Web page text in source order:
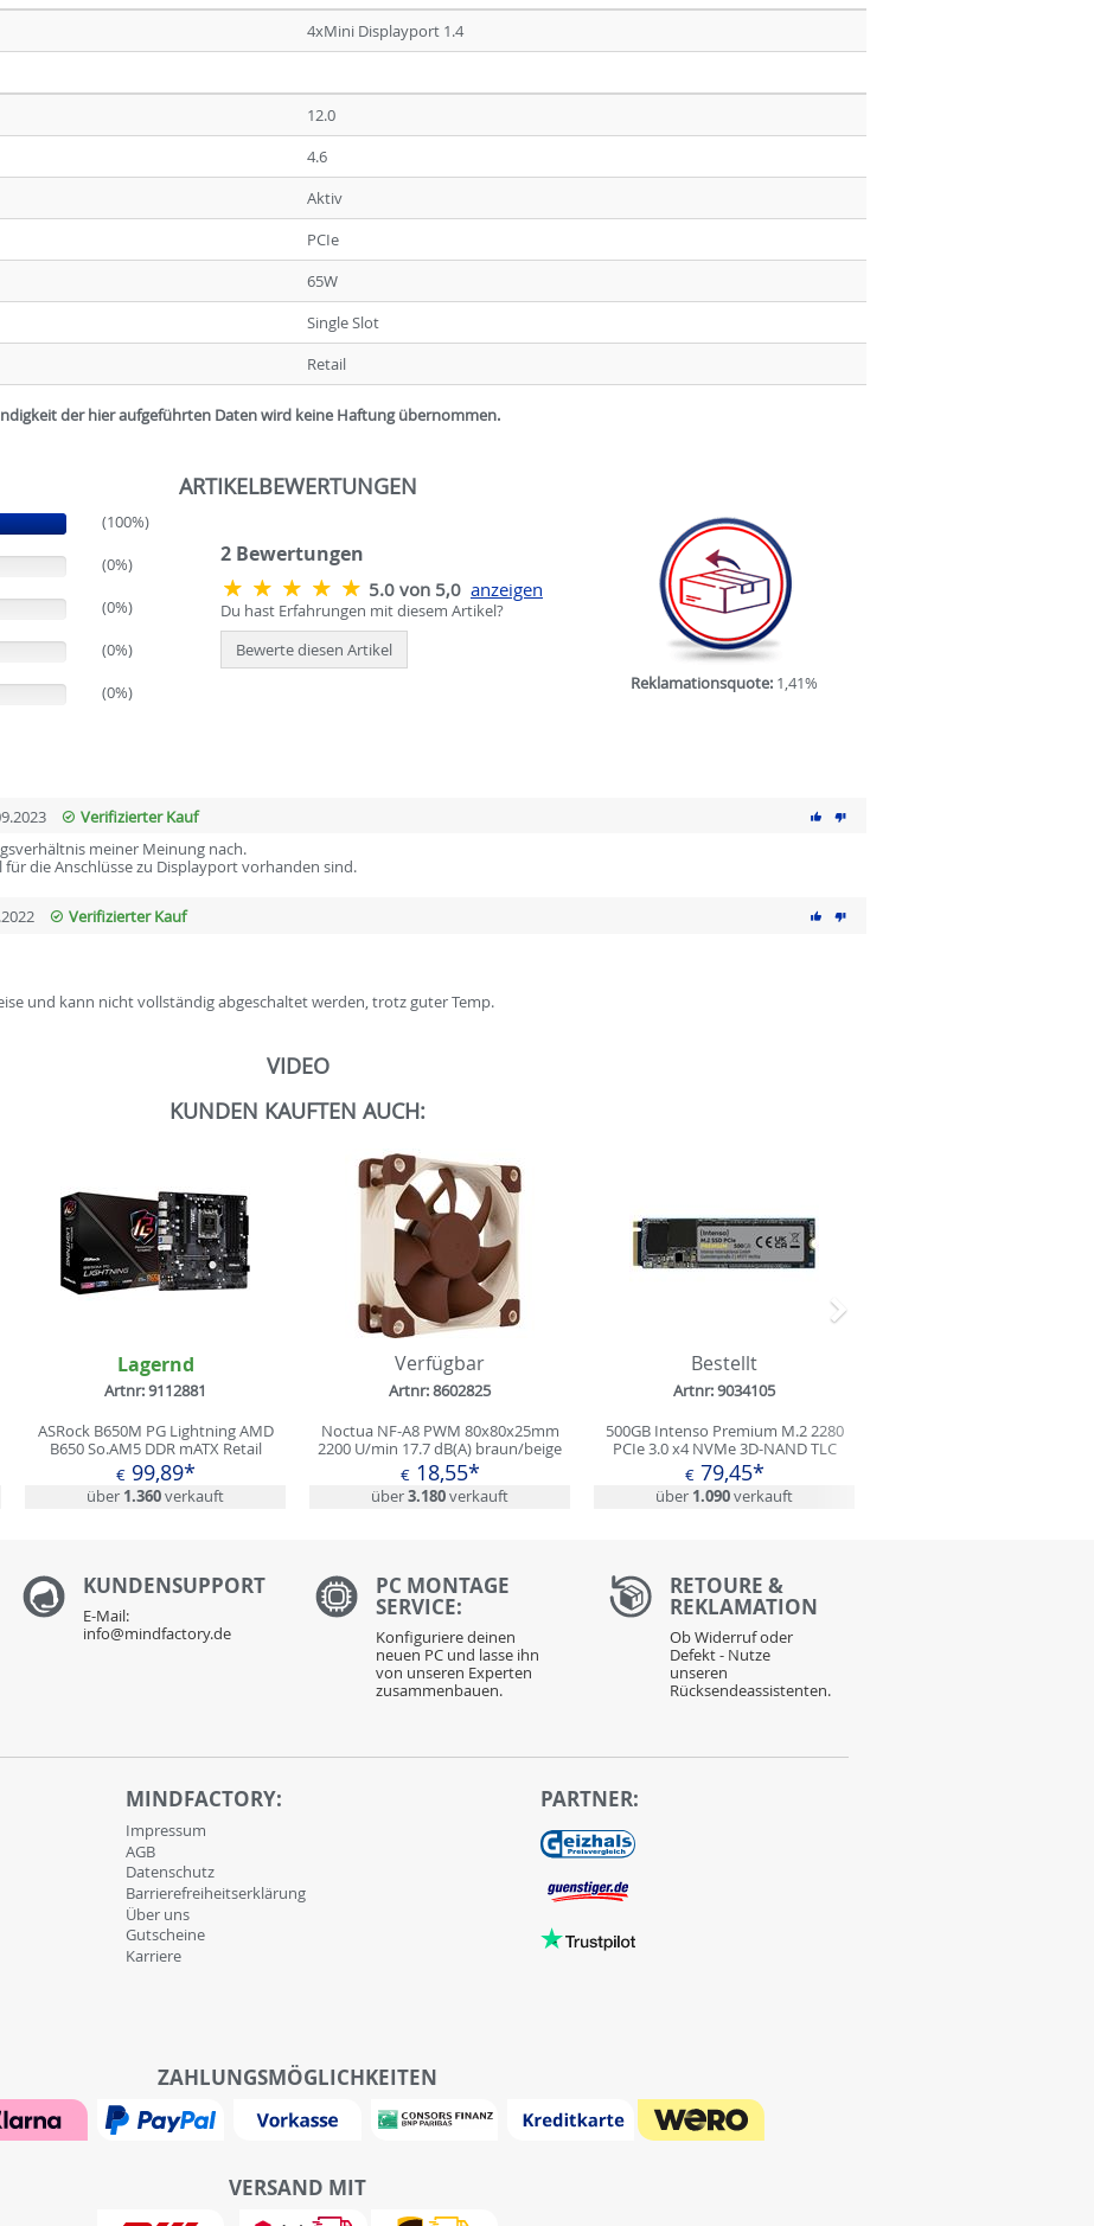
4xMini Displayport 1.4
12.0
4.6
Aktiv
PCIe
65W
Single Slot
Retail
der hier aufgeführten Daten wird keine Haftung übernommen.
ARTIKELBEWERTUNGEN
(100%)
(0%)
(0%)
(0%)
(0%)
2 Bewertungen
5.0 von 5,0 anzeigen
Du hast Erfahrungen mit diesem Artikel?
Bewerte diesen Artikel
Reklamationsquote:1,41%
Verifizierter Kauf
meiner Meinung nach.
die Anschlüsse zu Displayport vorhanden sind.
Verifizierter Kauf
und kann nicht vollständig abgeschaltet werden, trotz guter Temp.
VIDEO
KUNDEN KAUFTEN AUCH:
Lagernd
Artnr: 9112881
ASRock B650M PG Lightning AMD
B650 So.AM5 DDR mATX Retail
€99,89*
über 1.360verkauft
Verfügbar
Artnr: 8602825
Noctua NF-A8 PWM 80x80x25mm
2200 U/min 17.7 dB(A) braun/beige
€18,55*
über3.180verkauft
Bestellt
Artnr: 9034105
500GB Intenso Premium M.2 2280
PCIe 3.0 x4 NVMe 3D-NAND TLC
(3835450)
€79,45*
über 1.090verkauft
Nächstes
KUNDENSUPPORT
E-Mail:
info@mindfactory.de
PC MONTAGE
SERVICE:
Konfiguriere deinen
neuen PC und lasse ihn
von unseren Experten
zusammenbauen.
RETOURE &
REKLAMATION
Ob Widerruf oder
Defekt - Nutze
unseren
Rücksendeassistenten.
MINDFACTORY:
Impressum
AGB
Datenschutz
Barrierefreiheitserklärung
Über uns
Gutscheine
Karriere
PARTNER:
ZAHLUNGSMÖGLICHKEITEN
VERSAND MIT